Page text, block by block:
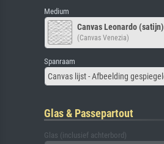
Medium
Canvas Leonardo (satijn)
(Canvas Venezia)
Spanraam
Glas & Passepartout
Glas (inclusief achterbord)